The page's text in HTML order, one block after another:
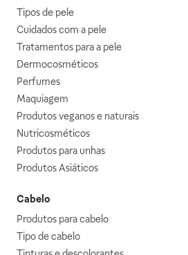
Tipos de pele
Cuidados com a pele
Tratamentos para a pele
Dermocosméticos
Perfumes
Maquiagem
Produtos veganos e naturais
Nutricosméticos
Produtos para unhas
Produtos Asiáticos
Cabelo
Produtos para cabelo
Tipo de cabelo